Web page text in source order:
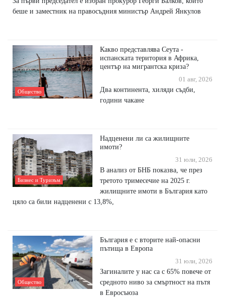
беше и заместник на правосъдния министър Андрей Янкулов
Общество
Какво представлява Сеута -
испанската територия в Африка,
център на мигрантска криза?
01 авг, 2026
Два континента, хиляди съдби,
години чакане
Бизнес и Туризъм
Надценени ли са жилищните
имоти?
31 юли, 2026
В анализ от БНБ показва, че през
третото тримесечие на 2025 г.
жилищните имоти в България като
цяло са били надценени с 13,8%,
Общество
България е с вторите най-опасни
пътища в Европа
31 юли, 2026
Загиналите у нас са с 65% повече от
средното ниво за смъртност на пътя
в Евросъюза